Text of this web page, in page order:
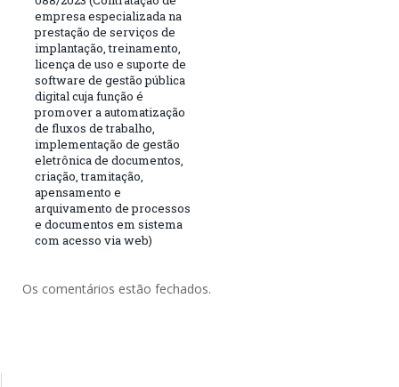
empresa especializada na
prestação de serviços de
implantação, treinamento,
licença de uso e suporte de
software de gestão pública
digital cuja função é
promover a automatização
de fluxos de trabalho,
implementação de gestão
eletrônica de documentos,
criação, tramitação,
apensamento e
arquivamento de processos
e documentos em sistema
com acesso via web)
Os comentários estão fechados.